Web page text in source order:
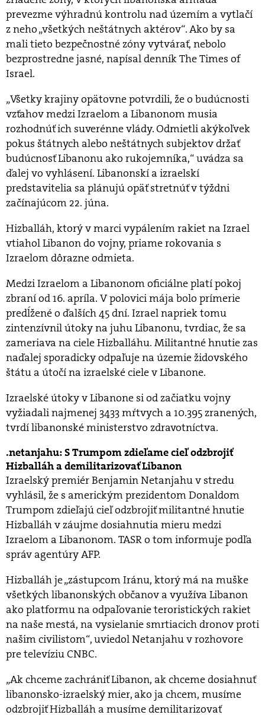
prevezme výhradnú kontrolu nad územím a vytlačí
z neho „všetkých neštátnych aktérov“. Ako by sa
mali tieto bezpečnostné zóny vytvárať, nebolo
bezprostredne jasné, napísal denník The Times of
Israel.
„Všetky krajiny opätovne potvrdili, že o budúcnosti
vzťahov medzi Izraelom a Libanonom musia
rozhodnúť ich suverénne vlády. Odmietli akýkoľvek
pokus štátnych alebo neštátnych subjektov držať
budúcnosť Libanonu ako rukojemníka,“ uvádza sa
ďalej vo vyhlásení. Libanonskí a izraelskí
predstavitelia sa plánujú opäť stretnúť v týždni
začínajúcom 22. júna.
Hizballáh, ktorý v marci vypálením rakiet na Izrael
vtiahol Libanon do vojny, priame rokovania s
Izraelom dôrazne odmieta.
Medzi Izraelom a Libanonom oficiálne platí pokoj
zbraní od 16. apríla. V polovici mája bolo prímerie
predĺžené o ďalších 45 dní. Izrael napriek tomu
zintenzívnil útoky na juhu Libanonu, tvrdiac, že sa
zameriava na ciele Hizballáhu. Militantné hnutie zas
naďalej sporadicky odpaľuje na územie židovského
štátu a útočí na izraelské ciele v Libanone.
Izraelské útoky v Libanone si od začiatku vojny
vyžiadali najmenej 3433 mŕtvych a 10.395 zranených,
tvrdí libanonské ministerstvo zdravotníctva.
netanjahu: S Trumpom zdieľame cieľ odzbrojiť
Hizballáh a demilitarizovať Libanon
Izraelský premiér Benjamin Netanjahu v stredu
vyhlásil, že s americkým prezidentom Donaldom
Trumpom zdieľajú cieľ odzbrojiť militantné hnutie
Hizballáh v záujme dosiahnutia mieru medzi
Izraelom a Libanonom. TASR o tom informuje podľa
správ agentúry AFP.
Hizballáh je „zástupcom Iránu, ktorý má na muške
všetkých libanonských občanov a využíva Libanon
ako platformu na odpaľovanie teroristických rakiet
na naše mestá, na vysielanie smrtiacich dronov proti
našim civilistom“, uviedol Netanjahu v rozhovore
pre televíziu CNBC.
„Ak chceme zachrániť Libanon, ak chceme dosiahnuť
libanonsko-izraelský mier, ako ja chcem, musíme
odzbrojiť Hizballáh a musíme demilitarizovať